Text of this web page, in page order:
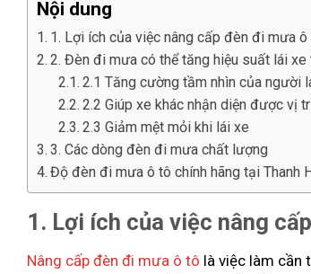
Nội dung
1. Lợi ích của việc nâng cấp đèn đi mưa ô
2. Đèn đi mưa có thể tăng hiệu suất lái
2.1 Tăng cường tầm nhìn của người
2.2 Giúp xe khác nhận diện được vị
2.3 Giảm mệt mỏi khi lái xe
3. Các dòng đèn đi mưa chất lượng
Độ đèn đi mưa ô tô chính hãng tại Thanh
1. Lợi ích của việc nâng
Nâng cấp đèn đi mưa ô tô là việc làm cần